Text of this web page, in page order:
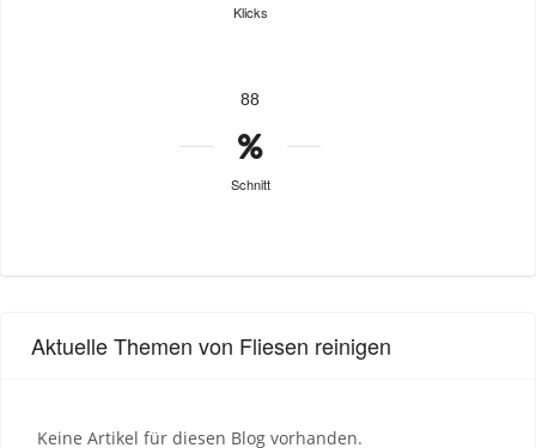
Klicks
88
Schnitt
Aktuelle Themen von Fliesen reinigen
Keine Artikel für diesen Blog vorhanden.